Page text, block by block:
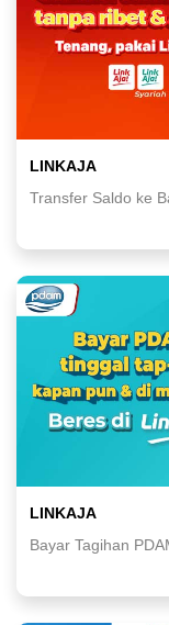
LINKAJA
Transfer Saldo ke
LINKAJA
Bayar Tagihan